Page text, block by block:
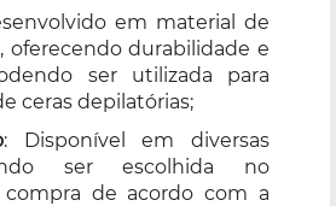
em material de
oferecendo durabilidade e
ser utilizada para
ceras depilatórias;
: Disponível em diversas
ser escolhida no
de acordo com a